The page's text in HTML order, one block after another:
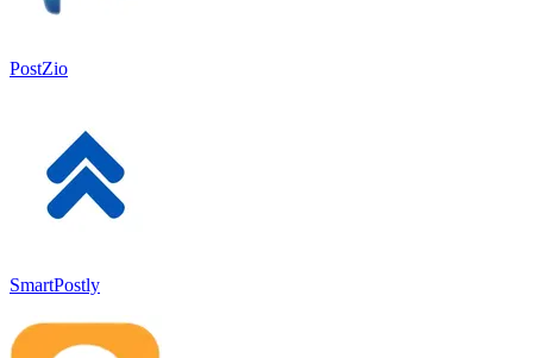
PostZio
SmartPostly